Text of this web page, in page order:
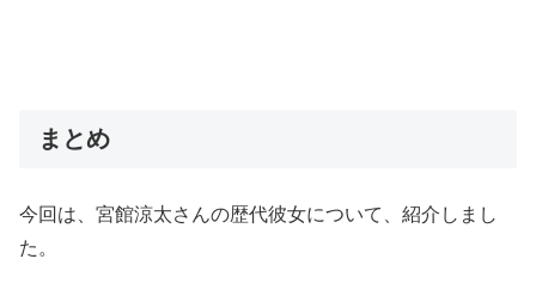
まとめ
今回は、宮館涼太さんの歴代彼女について、紹介しまし
た。